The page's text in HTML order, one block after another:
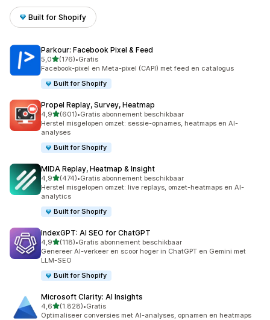
Built for Shopify
Parkour: Facebook Pixel & Feed
5,0van 5 sterren
(176)
176 recensies in totaal
•Gratis
Facebook-pixel en Meta-pixel (CAPI) met feed en catalogus
Built for Shopify
Propel Replay, Survey, Heatmap
4,9van 5 sterren
(601)
601 recensies in totaal
•Gratis abonnement beschikbaar
Herstel misgelopen omzet: sessie-opnames, heatmaps en AI-
analyses
Built for Shopify
MIDA Replay, Heatmap & Insight
4,9van 5 sterren
(474)
474 recensies in totaal
•Gratis abonnement beschikbaar
Herstel misgelopen omzet: live replays, omzet-heatmaps en AI-
analytics
Built for Shopify
IndexGPT: AI SEO for ChatGPT
4,9van 5 sterren
(118)
118 recensies in totaal
•Gratis abonnement beschikbaar
Genereer AI-verkeer en scoor hoger in ChatGPT en Gemini met
LLM-SEO
Built for Shopify
Microsoft Clarity: AI Insights
4,6van 5 sterren
(1.828)
1828 recensies in totaal
•Gratis
Optimaliseer conversies met AI-analyses, opnamen en heatmaps